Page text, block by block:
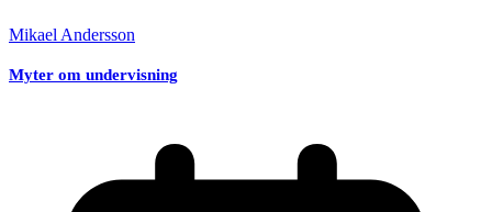
Mikael Andersson
Myter om undervisning